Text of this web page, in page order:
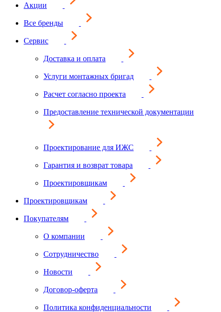
Акции
Все бренды
Сервис
Доставка и оплата
Услуги монтажных бригад
Расчет согласно проекта
Предоставление технической документации
Проектирование для ИЖС
Гарантия и возврат товара
Проектировщикам
Проектировщикам
Покупателям
О компании
Сотрудничество
Новости
Договор-оферта
Политика конфиденциальности